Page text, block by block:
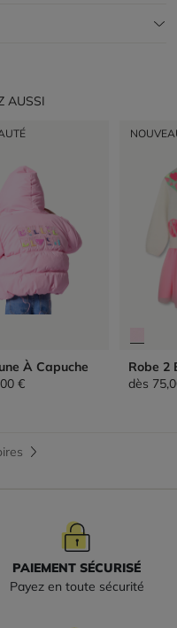
AUSSI
À Capuche
€
Robe 2
dès
PAIEMENT SÉCURISÉ
Payez en toute sécurité